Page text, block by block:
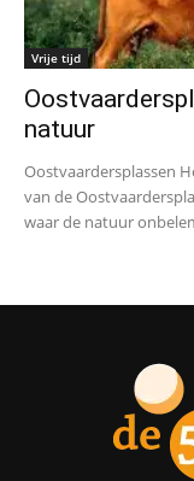
Vrije tijd
natuur
Oostvaardersplassen
van de
waar de natuur